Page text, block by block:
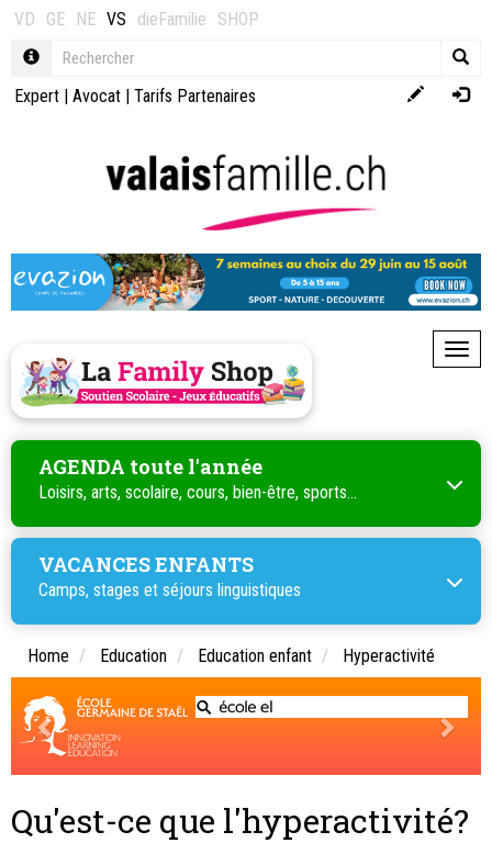
VD GE NE VS dieFamilie SHOP
Expert | Avocat | Tarifs Partenaires
AGENDA toute l'année
Loisirs, arts, scolaire, cours, bien-être, sports...
VACANCES ENFANTS
Camps, stages et séjours linguistiques
Home Education Education enfant Hyperactivité
Qu'est-ce que l'hyperactivité?